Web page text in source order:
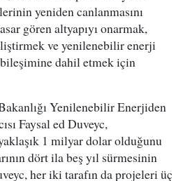
yeniden canlanmasını
gören altyapıyı onarmak,
ve yenilenebilir enerji
dahil etmek için
Yenilenebilir Enerjiden
Faysal ed Duveyc,
1 milyar dolar olduğunu
dört ila beş yıl sürmesinin
her iki tarafın da projeleri üç